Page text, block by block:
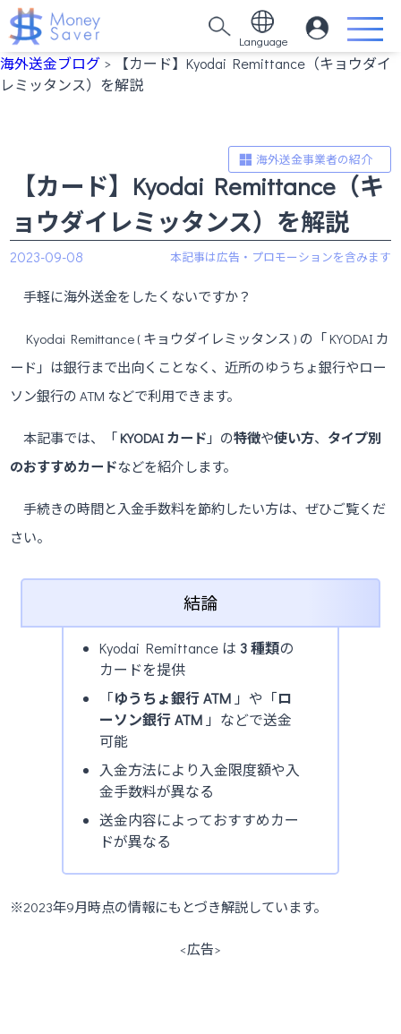
Language
海外送金ブログ > 【カード】Kyodai Remittance（キョウダイ
レミッタンス）を解説
海外送金事業者の紹介
【カード】Kyodai Remittance（キ
ョウダイレミッタンス）を解説
2023-09-08
手軽に海外送金をしたくないですか？
Kyodai Remittance ( キョウダイレミッタンス ) の「 KYODAI カ
ード」は銀行まで出向くことなく、近所のゆうちょ銀行やロー
ソン銀行の ATM などで利用できます。
本記事では、「 KYODAI カード 」の特徴や使い方、 タイプ別
のおすすめカードなどを紹介します。
手続きの時間と入金手数料を節約したい方は、ぜひご覧くだ
さい。
結論
Kyodai Remittance は 3 種類の
カードを提供
「ゆうちょ銀行 ATM」や「ロ
ーソン銀行 ATM」などで送金
可能
入金方法により入金限度額や入
金手数料が異なる
送金内容によっておすすめカー
ドが異なる
※2023年9月時点の情報にもとづき解説しています。
<広告>